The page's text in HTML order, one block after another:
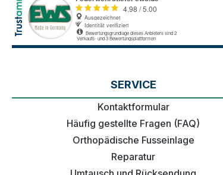
SERVICE
Kontaktformular
Häufig gestellte Fragen (FAQ)
Orthopädische Fusseinlage
Reparatur